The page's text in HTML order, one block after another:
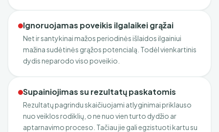
Ignoruojamas poveikis ilgalaikei grąžai
Net ir santykinai mažos periodinės išlaidos ilgainiui
mažina sudėtinės grąžos potencialą. Todėl vienkartinis
dydis neparodo viso poveikio.
Supainiojimas su rezultatų paskatomis
Rezultatų pagrindu skaičiuojami atlyginimai priklauso
nuo veiklos rodiklių, o ne nuo vien turto dydžio ar
aptarnavimo proceso. Tačiau jie gali egzistuoti kartu su